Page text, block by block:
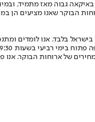
גבוה מאז מתמיד,
הבוקר שאנו מציעים הן
בלבד. אנו לומדים
רביעי בשעות 12:00-9:30".
של ארוחות הבוקר.